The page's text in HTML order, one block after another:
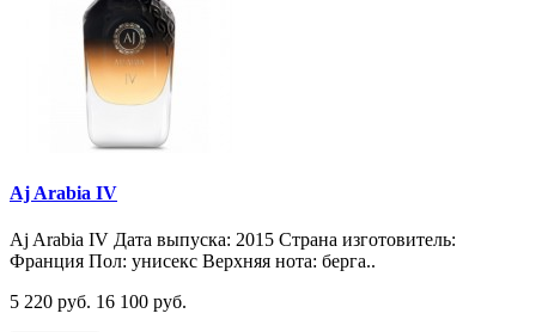
Aj Arabia IV
Aj Arabia IV Дата выпуска: 2015 Страна изготовитель:
Франция Пол: унисекс Верхняя нота: берга..
5 220 руб. 16 100 руб.